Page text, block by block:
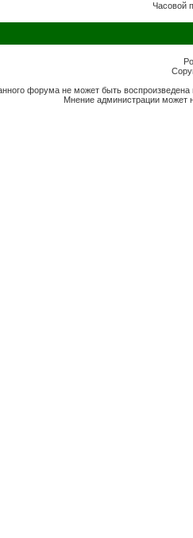
Часовой
форума не может быть
Мнение администрации может